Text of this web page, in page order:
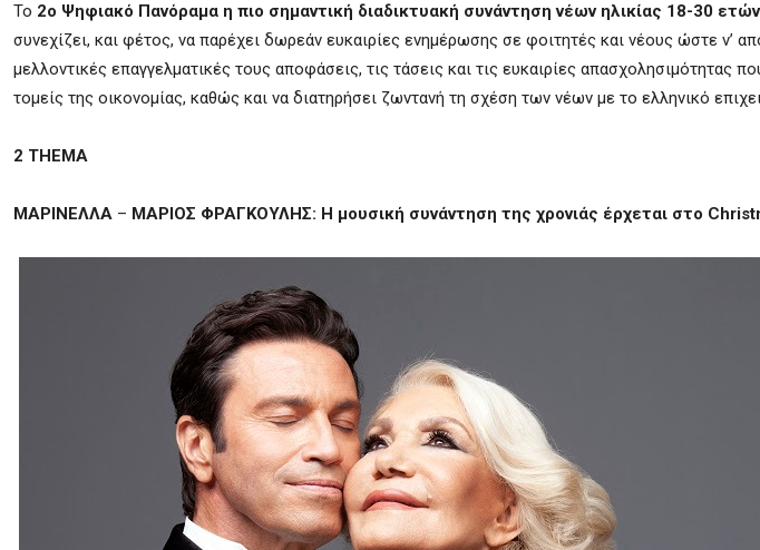
Το 2ο Ψηφιακό Πανόραμα η πιο σημαντική διαδικτυακή συνάντηση νέων ηλικίας 18-30
συνεχίζει, και φέτος, να παρέχει δωρεάν ευκαιρίες ενημέρωσης σε φοιτητές και νέους ώστε ν’
μελλοντικές επαγγελματικές τους αποφάσεις, τις τάσεις και τις ευκαιρίες απασχολησιμότητας
τομείς της οικονομίας, καθώς και να διατηρήσει ζωντανή τη σχέση των νέων με το ελληνικό
2 THEMA
ΜΑΡΙΝΕΛΛΑ – ΜΑΡΙΟΣ ΦΡΑΓΚΟΥΛΗΣ: Η μουσική συνάντηση της χρονιάς έρχεται στο